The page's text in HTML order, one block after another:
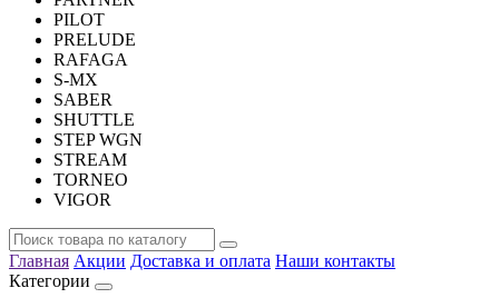
PILOT
PRELUDE
RAFAGA
S-MX
SABER
SHUTTLE
STEP WGN
STREAM
TORNEO
VIGOR
Главная Акции Доставка и оплата Наши контакты
Категории